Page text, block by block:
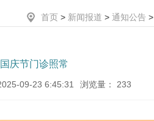
首页> 新闻报道 > 通知公告>
庆节门诊照常
09-23 6:45:31 浏览量： 233